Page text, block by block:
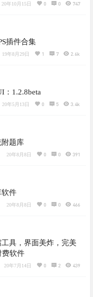
20年10月15日 0 0 747
插件合集
19年8月29日 1 7 2.6k
：1.2.8beta
20年5月13日 0 5 3.4k
题库
20年8月8日 0 0 391
软件
20年8月8日 0 0 466
具，界面美炸，完美
费软件
20年7月14日 0 2 439